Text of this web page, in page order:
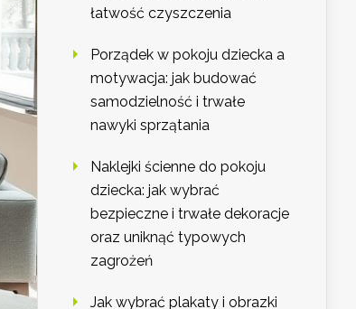
łatwość czyszczenia
Porządek w pokoju dziecka a
motywacja: jak budować
samodzielność i trwałe
nawyki sprzątania
Naklejki ścienne do pokoju
dziecka: jak wybrać
bezpieczne i trwałe dekoracje
oraz uniknąć typowych
zagrożeń
Jak wybrać plakaty i obrazki